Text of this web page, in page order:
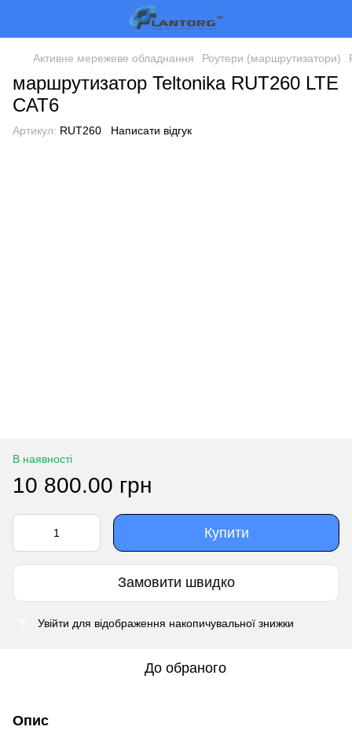
Активне мережеве обладнання Роутери (маршрутизатори)
маршрутизатор Teltonika RUT260 LTE
CAT6
Артикул: RUT260 Написати відгук
В наявності
10 800.00 грн
Купити
Замовити швидко
Увійти для відображення накопичувальної знижки
До обраного
Опис